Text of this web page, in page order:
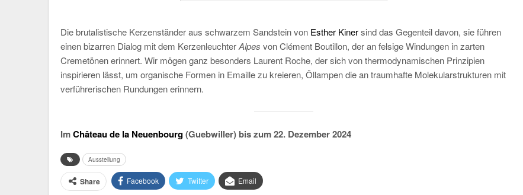
Die brutalistische Kerzenständer aus schwarzem Sandstein von Esther Kinersind das Gegenteil davon, sie führen
einen bizarren Dialog mit dem KerzenleuchterAlpes von Clément Boutillon, der an felsige Windungen in zarten
Cremetönen erinnert. Wir mögen ganz besonders Laurent Roche, der sich von thermodynamischen Prinzipien
inspirieren lässt, um organische Formen in Emaille zu kreieren, Öllampen die an traumhafte Molekularstrukturen mit
verführerischen Rundungen erinnern.
ImChâteau de la Neuenbourg(Guebwiller) bis zum 22. Dezember 2024
Ausstellung
Share Facebook Twitter Email